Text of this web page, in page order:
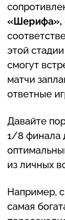
«Шерифа»,
этой
смогут
матчи
ответные
Давайте
1/8 финала
из личных
Например,
самая